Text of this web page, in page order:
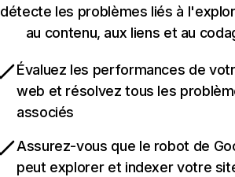
détecte les problèmes liés à
au contenu, aux liens et au
Évaluez les performances de
web et résolvez tous les
associés
Assurez-vous que le robot de
peut explorer et indexer votre